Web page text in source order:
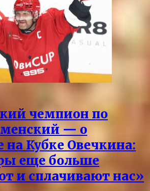
чемпион по
— о
на Кубке Овечкина:
еще больше
и сплачивают нас»